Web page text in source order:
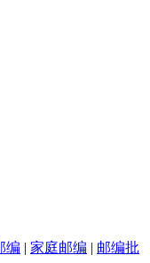
编 | 家庭邮编 | 邮编批